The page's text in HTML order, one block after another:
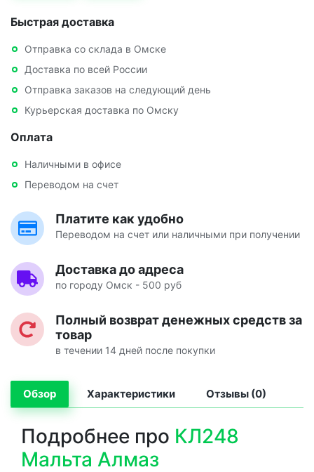
Быстрая доставка
Отправка со склада в Омске
Доставка по всей России
Отправка заказов на следующий день
Курьерская доставка по Омску
Оплата
Наличными в офисе
Переводом на счет
Платите как удобно
Переводом на счет или наличными при получении
Доставка до адреса
по городу Омск - 500 руб
Полный возврат денежных средств за
товар
в течении 14 дней после покупки
Обзор Характеристики Отзывы (0)
Подробнее про КЛ248
Мальта Алмаз